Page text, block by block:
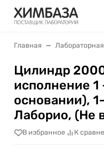
Главная
Цилиндр
исполнение 1
основании),
Лаборио, (Не
В избранное К